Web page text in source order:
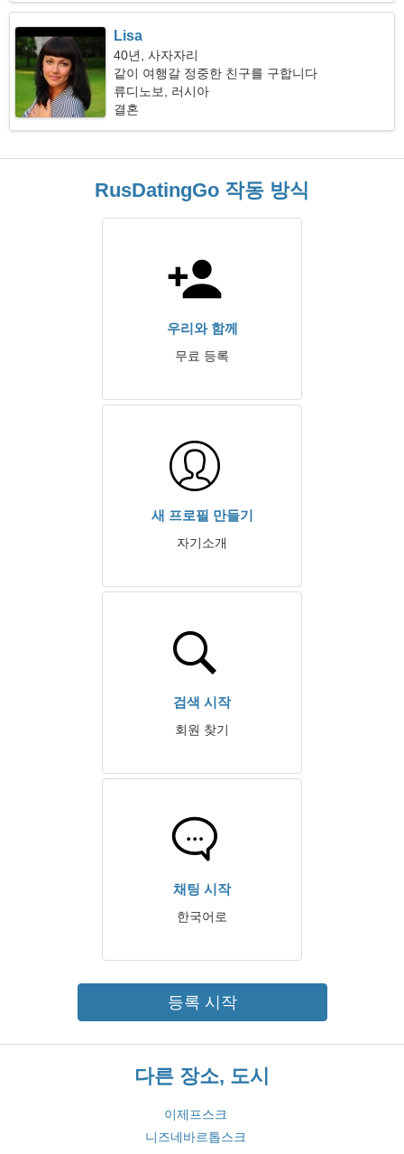
Lisa
40년, 사자자리
같이 여행갈 정중한 친구를 구합니다
류디노보, 러시아
결혼
RusDatingGo 작동 방식
우리와 함께
무료 등록
새 프로필 만들기
자기소개
검색 시작
회원 찾기
채팅 시작
한국어로
등록 시작
다른 장소, 도시
이제프스크
니즈네바르톱스크